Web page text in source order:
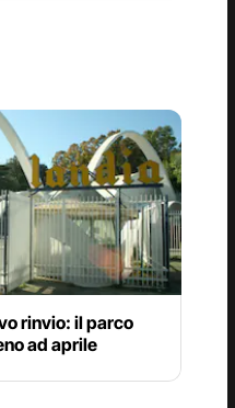
rinvio: il parco
ad aprile